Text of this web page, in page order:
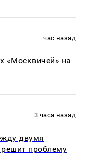
час назад
«Москвичей» на
3 часа назад
двумя
проблему